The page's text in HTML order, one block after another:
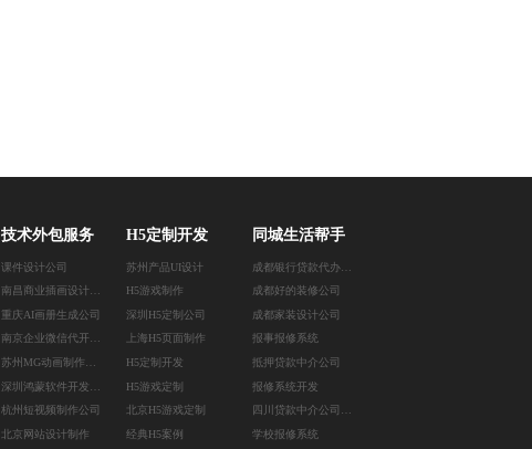
技术外包服务
课件设计公司
南昌商业插画设计公司
重庆AI画册生成公司
南京企业微信代开发公司
杭州短视频制作公司
北京网站设计制作
H5定制开发
苏州产品UI设计
H5游戏制作
深圳H5定制公司
上海H5页面制作
H5定制开发
H5游戏定制
北京H5游戏定制
经典H5案例
同城生活帮手
成都银行贷款代办公司
成都好的装修公司
成都家装设计公司
报事报修系统
抵押贷款中介公司
报修系统开发
学校报修系统